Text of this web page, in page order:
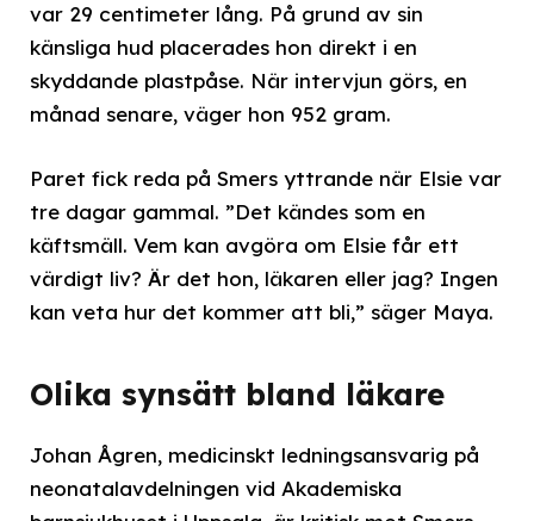
var 29 centimeter lång. På grund av sin
känsliga hud placerades hon direkt i en
skyddande plastpåse. När intervjun görs, en
månad senare, väger hon 952 gram.
Paret fick reda på Smers yttrande när Elsie var
tre dagar gammal. ”Det kändes som en
käftsmäll. Vem kan avgöra om Elsie får ett
värdigt liv? Är det hon, läkaren eller jag? Ingen
kan veta hur det kommer att bli,” säger Maya.
Olika synsätt bland läkare
Johan Ågren, medicinskt ledningsansvarig på
neonatalavdelningen vid Akademiska